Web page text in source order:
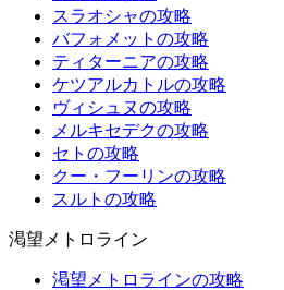
スラオシャの攻略
バフォメットの攻略
ティターニアの攻略
ケツアルカトルの攻略
ヴィシュヌの攻略
メルキセデクの攻略
セトの攻略
クー・フーリンの攻略
スルトの攻略
渇望メトロライン
渇望メトロラインの攻略